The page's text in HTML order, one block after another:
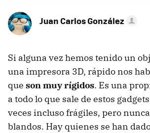
Juan Carlos González
Si alguna vez hemos tenido un
una impresora 3D, rápido nos
que son muy rígidos. Es una
a todo lo que sale de estos
veces incluso frágiles, pero
blandos. Hay quienes se han